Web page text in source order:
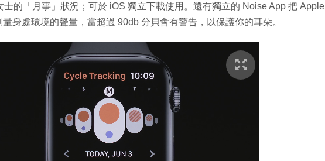
士的「月事」狀況；可於 iOS 獨立下載使用。還有獨立的 Noise App 把 Apple
身處環境的聲量，當超過 90db 分貝會有警告，以保護你的耳朵。